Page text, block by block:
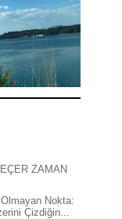
ZAMAN
Nokta:
Çizdiğin...